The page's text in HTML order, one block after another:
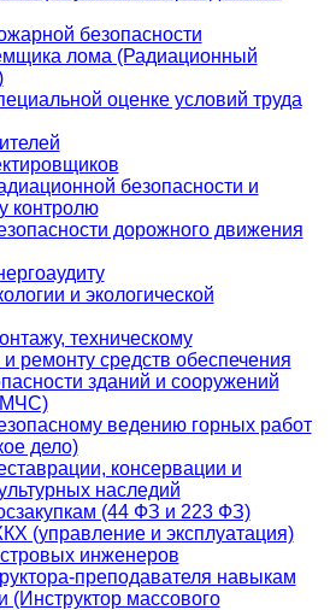
безопасности
лома (Радиационный
оценке условий труда
безопасности и
контролю
дорожного движения
и экологической
техническому
ремонту средств обеспечения
зданий и сооружений
МЧС)
ведению горных работ
дело)
консервации и
наследий
(44 ФЗ и 223 ФЗ)
(управление и эксплуатация)
инженеров
преподавателя навыкам
массового